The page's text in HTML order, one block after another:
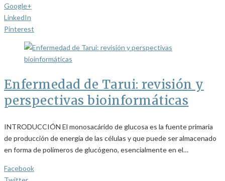
Google+
LinkedIn
Pinterest
Enfermedad de Tarui: revisión y
perspectivas bioinformáticas
INTRODUCCIÓN El monosacárido de glucosa es la fuente primaria
de producción de energía de las células y que puede ser almacenado
en forma de polímeros de glucógeno, esencialmente en el…
Facebook